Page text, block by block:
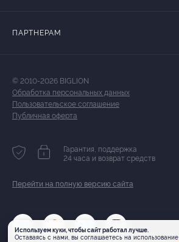
Используем куки, чтобы сайт работал лучше.
Оставаясь с нами, вы соглашаетесь на использование
ПАРТНЕРАМ
© 2010-2026 BIGLION
Обработка персональных данных
Пользовательское соглашение
Публичная оферта
Гарантия, поддержка
24 часа и возврат средств
Перейти на полную версию сайта